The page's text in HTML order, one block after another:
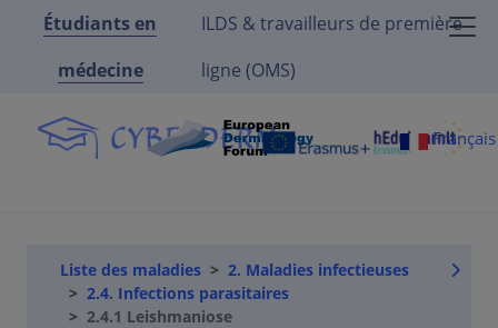
Étudiants en
médecine
ILDS & travailleurs de première
ligne (OMS)
Liste des maladies
2. Maladies infectieuses
2.4. Infections parasitaires
2.4.1 Leishmaniose